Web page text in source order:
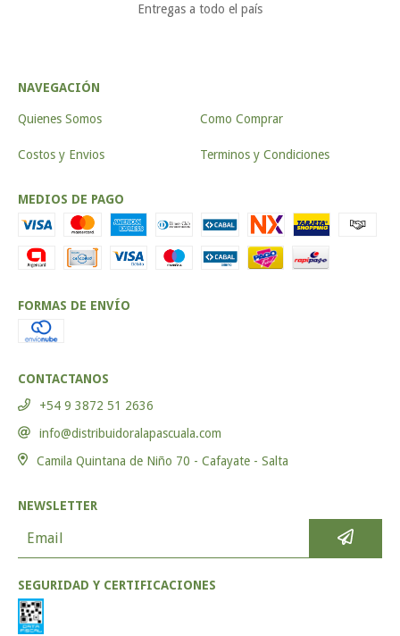
Entregas a todo el país
NAVEGACIÓN
Quienes Somos Como Comprar
Costos y Envios Terminos y Condiciones
MEDIOS DE PAGO
FORMAS DE ENVÍO
CONTACTANOS
+54 9 3872 51 2636
info@distribuidoralapascuala.com
Camila Quintana de Niño 70 - Cafayate - Salta
NEWSLETTER
SEGURIDAD Y CERTIFICACIONES